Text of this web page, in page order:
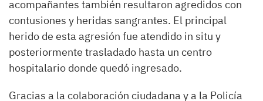
acompañantes también resultaron agredidos con
contusiones y heridas sangrantes. El principal
herido de esta agresión fue atendido in situ y
posteriormente trasladado hasta un centro
hospitalario donde quedó ingresado.
Gracias a la colaboración ciudadana y a la Policía